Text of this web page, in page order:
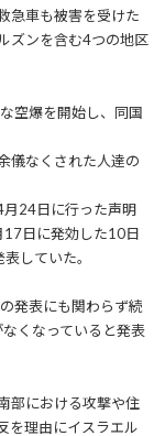
急車も被害を受けた
ズンを含む4つの地区
空爆を開始し、同国
儀なくされた人達の
24日に行った声明
17日に発効した10日
していた。
発表にも関わらず続
くなっていると発表
部における攻撃や住
を理由にイスラエル